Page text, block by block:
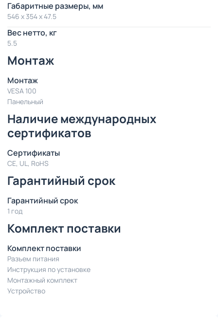
Габаритные размеры, мм
546 x 354 x 47.5
Вес нетто, кг
5.5
Монтаж
Монтаж
VESA 100
Панельный
Наличие международных
сертификатов
Сертификаты
CE, UL, RoHS
Гарантийный срок
Гарантийный срок
1 год
Комплект поставки
Комплект поставки
Разъем питания
Инструкция по установке
Монтажный комплект
Устройство